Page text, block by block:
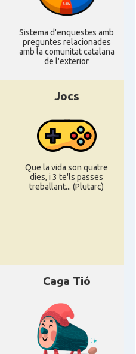
Sistema d'enquestes amb
preguntes relacionades
amb la comunitat catalana
de l'exterior
Jocs
Que la vida son quatre
dies, i 3 te'ls passes
treballant... (Plutarc)
Caga Tió